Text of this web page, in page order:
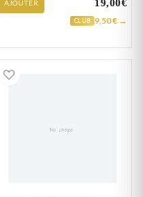
AJOUTER
CLUB 9,50 € →
Argent Danwantee